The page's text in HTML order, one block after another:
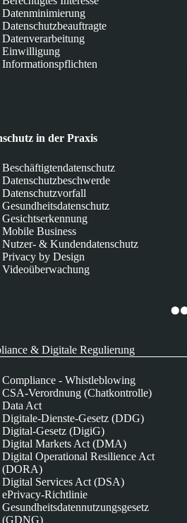
Datenminimierung
Datenschutzbeauftragte
Datenverarbeitung
Einwilligung
Informationspflichten
in der Praxis
Beschäftigtendatenschutz
Datenschutzbeschwerde
Datenschutzvorfall
Gesundheitsdatenschutz
Gesichtserkennung
Mobile Business
Nutzer- & Kundendatenschutz
Privacy by Design
Videoüberwachung
& Digitale Regulierung
Compliance - Whistleblowing
CSA-Verordnung (Chatkontrolle)
Data Act
Digitale-Dienste-Gesetz (DDG)
Digital-Gesetz (DigiG)
Digital Markets Act (DMA)
Digital Operational Resilience Act
(DORA)
Digital Services Act (DSA)
ePrivacy-Richtlinie
Gesundheitsdatennutzungsgesetz
(GDNG)